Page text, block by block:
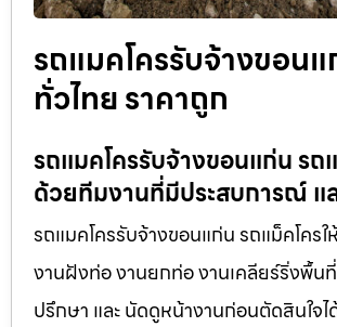
รถแมคโครรับจ้างขอน
ทั่วไทย ราคาถูก
รถแมคโครรับจ้างขอนแก่น รถ
ด้วยทีมงานที่มีประสบการณ์ แ
รถแมคโครรับจ้างขอนแก่น รถแม็คโครใ
งานฝังท่อ งานยกท่อ งานเคลียร์ริ่งพื้น
ปรึกษา และ นัดดูหน้างานก่อนตัดสินใจ